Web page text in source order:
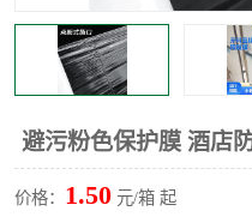
避污粉色保护膜 酒店
价格： 1.50 元/箱 起
不锈钢板保护膜